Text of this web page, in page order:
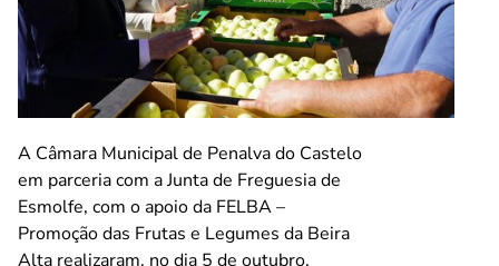
A Câmara Municipal de Penalva do Castelo
em parceria com a Junta de Freguesia de
Esmolfe, com o apoio da FELBA –
Promoção das Frutas e Legumes da Beira
Alta realizaram, no dia 5 de outubro,